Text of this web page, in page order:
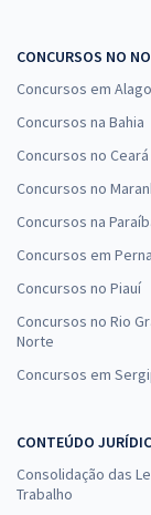
CONCURSOS NO
Concursos em
Concursos na Bahia
Concursos no Ceará
Concursos no
Concursos na
Concursos em
Concursos no Piauí
Concursos no Rio
Norte
Concursos em
CONTEÚDO
Consolidação das
Trabalho